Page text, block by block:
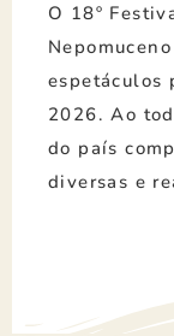
O 18º
espetáculos
2026. Ao
do país
diversas e